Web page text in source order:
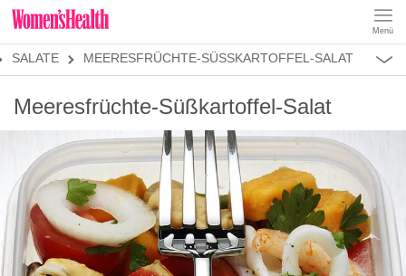
Menü
REZEPTE
SALATE MEERESFRÜCHTE-SÜSSKARTOFFEL-SALAT
LOW FAT
KETO
KALORIENARM
SALATE
Meeresfrüchte-Süßkartoffel-Salat